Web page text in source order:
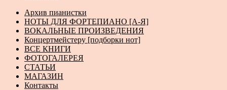
Архив пианистки
НОТЫ ДЛЯ ФОРТЕПИАНО [А-Я]
ВОКАЛЬНЫЕ ПРОИЗВЕДЕНИЯ
Концертмейстеру [подборки нот]
ВСЕ КНИГИ
ФОТОГАЛЕРЕЯ
СТАТЬИ
МАГАЗИН
Контакты